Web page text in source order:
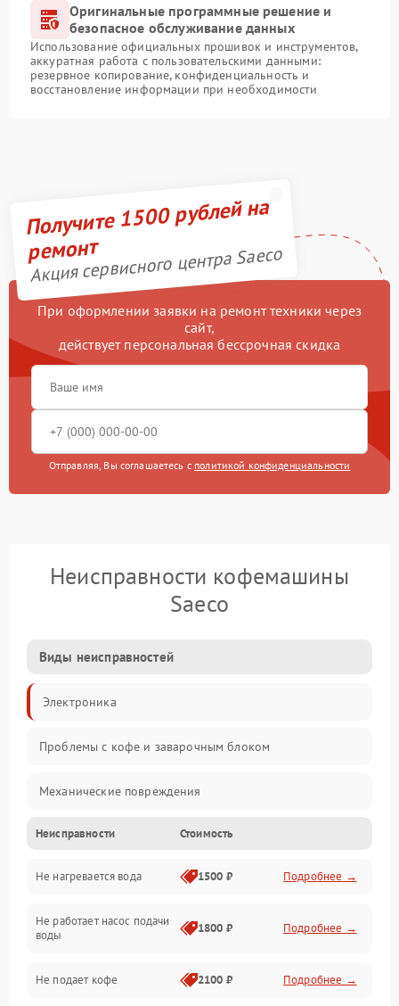
Оригинальные программные решение и
безопасное обслуживание данных
Использование официальных прошивок и инструментов,
аккуратная работа с пользовательскими данными:
резервное копирование, конфиденциальность и
восстановление информации при необходимости
Получите 1500 рублей на
ремонт
Акция сервисного центра Saeco
При оформлении заявки на ремонт техники через
сайт,
действует персональная бессрочная скидка
Отправляя, Вы соглашаетесь с политикой конфиденциальности
Неисправности кофемашины
Saeco
Виды неисправностей
Электроника
Проблемы с кофе и заварочным блоком
Механические повреждения
Прочие неисправности
Включение и работа
Проблемы с водой
Неисправности Стоимость
Не нагревается вода 1500 ₽ Подробнее →
Не работает насос подачи
воды
1800 ₽ Подробнее →
Не подает кофе 2100 ₽ Подробнее →